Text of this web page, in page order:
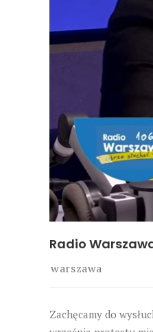
Radio
warszawa
Zachęcamy do